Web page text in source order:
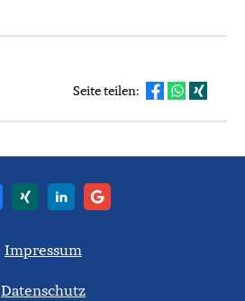
Seite teilen:
Impressum
Datenschutz